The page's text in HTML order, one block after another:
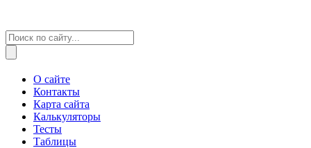
О сайте
Контакты
Карта сайта
Калькуляторы
Тесты
Таблицы